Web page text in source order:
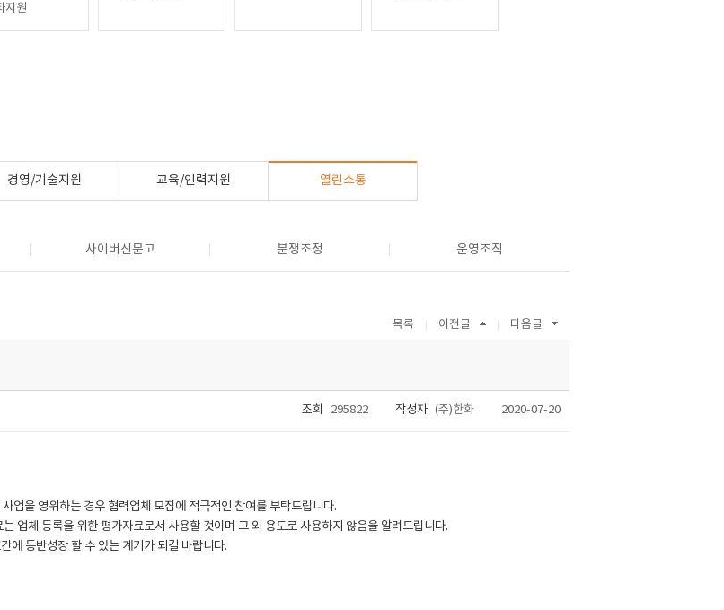
지원
경영/기술지원 교육/인력지원 열린소통
사이버신문고 분쟁조정 운영조직
목록 이전글 다음글
조회 295822 작성자 (주)한화 2020-07-20
업을 영위하는 경우 협력업체 모집에 적극적인 참여를 부탁드립니다.
업체 등록을 위한 평가자료로서 사용할 것이며 그 외 용도로 사용하지 않음을 알려드립니다.
에 동반성장 할 수 있는 계기가 되길 바랍니다.